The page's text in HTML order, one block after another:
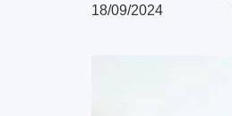
18/09/2024